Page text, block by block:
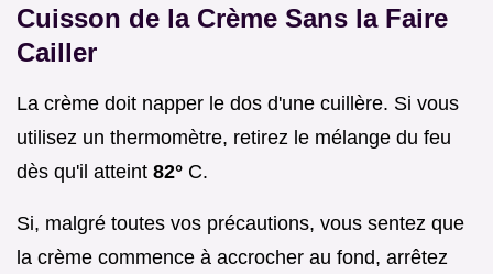
Cuisson de la Crème Sans la Faire
Cailler
La crème doit napper le dos d'une cuillère. Si vous
utilisez un thermomètre, retirez le mélange du feu
dès qu'il atteint 82° C.
Si, malgré toutes vos précautions, vous sentez que
la crème commence à accrocher au fond, arrêtez